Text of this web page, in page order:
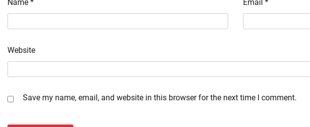
Name * Email *
Website
Save my name, email, and website in this browser for the next time I comment.